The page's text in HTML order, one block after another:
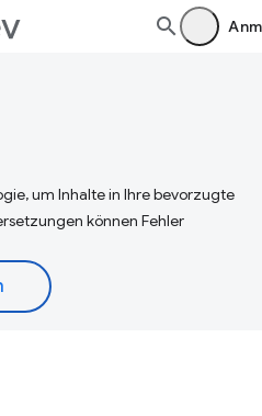
um Inhalte in Ihre bevorzugte
können Fehler